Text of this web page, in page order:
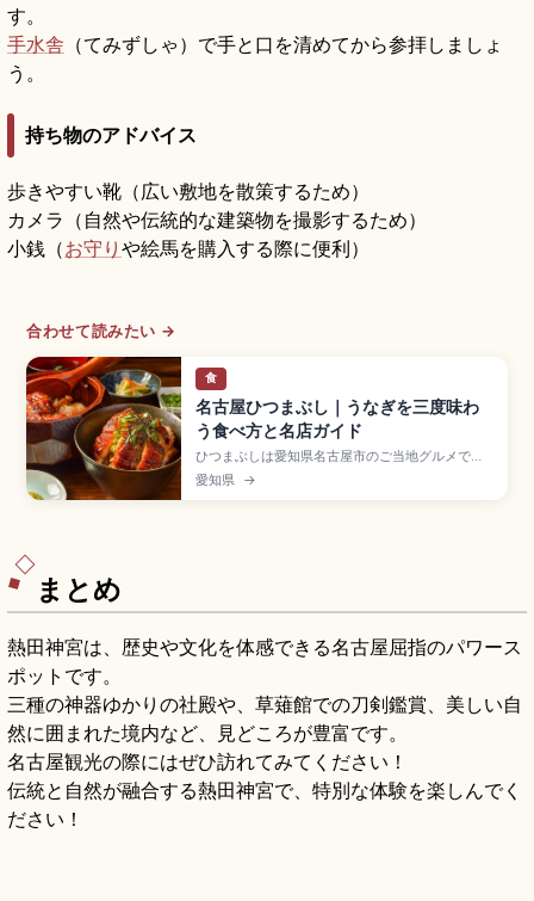
す。
手水舎 （てみずしゃ）で手と口を清めてから参拝しましょ
う。
持ち物のアドバイス
歩きやすい靴（広い敷地を散策するため）
カメラ（自然や伝統的な建築物を撮影するため）
小銭（お守り や絵馬を購入する際に便利）
合わせて読みたい →
食
名古屋ひつまぶし｜うなぎを三度味わ
う食べ方と名店ガイド
ひつまぶしは愛知県名古屋市のご当地グルメで、
うなぎの蒲焼を刻んでご飯にのせ、薬味やだしで
味を変えながら楽しむ郷土料理。そのまま味わ
愛知県 →
まとめ
熱田神宮は、歴史や文化を体感できる名古屋屈指のパワース
ポットです。
三種の神器ゆかりの社殿や、草薙館での刀剣鑑賞、美しい自
然に囲まれた境内など、見どころが豊富です。
名古屋観光の際にはぜひ訪れてみてください！
伝統と自然が融合する熱田神宮で、特別な体験を楽しんでく
ださい！